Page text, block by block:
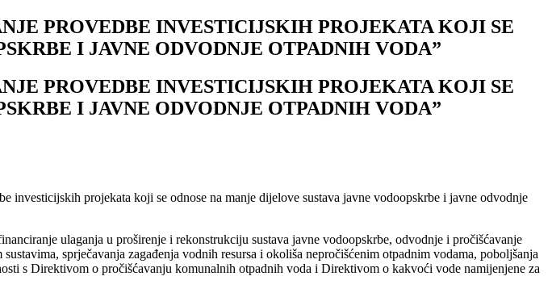
PROVEDBE INVESTICIJSKIH PROJEKATA KOJI SE
I JAVNE ODVODNJE OTPADNIH VODA”
PROVEDBE INVESTICIJSKIH PROJEKATA KOJI SE
I JAVNE ODVODNJE OTPADNIH VODA”
projekata koji se odnose na manje dijelove sustava javne vodoopskrbe i javne odvodnje
ulaganja u proširenje i rekonstrukciju sustava javne vodoopskrbe, odvodnje i pročišćavanje
sprječavanja zagađenja vodnih resursa i okoliša nepročišćenim otpadnim vodama, poboljšanja
s Direktivom o pročišćavanju komunalnih otpadnih voda i Direktivom o kakvoći vode namijenjene za